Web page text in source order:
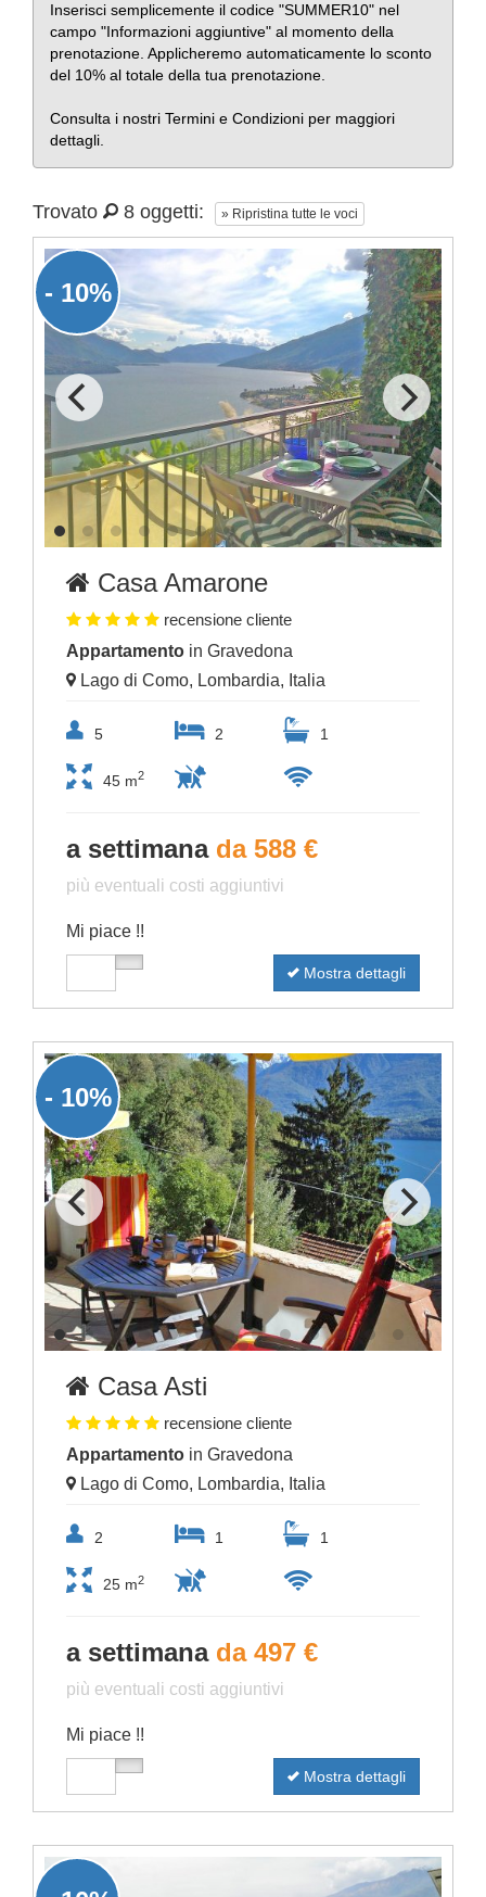
Inserisci semplicemente il codice "SUMMER10" nel
campo "Informazioni aggiuntive" al momento della
prenotazione. Applicheremo automaticamente lo sconto
del 10% al totale della tua prenotazione.
Consulta i nostri Termini e Condizioni per maggiori
dettagli.
Trovato 8 oggetti: » Ripristina tutte le voci
- 10%
Casa Amarone
recensione cliente
Appartamento in Gravedona
Lago di Como, Lombardia, Italia
5 2 1
45 m2
a settimana da 588 €
più eventuali costi aggiuntivi
Mi piace !!
Mostra dettagli
- 10%
Casa Asti
recensione cliente
Appartamento in Gravedona
Lago di Como, Lombardia, Italia
2 1 1
25 m2
a settimana da 497 €
più eventuali costi aggiuntivi
Mi piace !!
Mostra dettagli